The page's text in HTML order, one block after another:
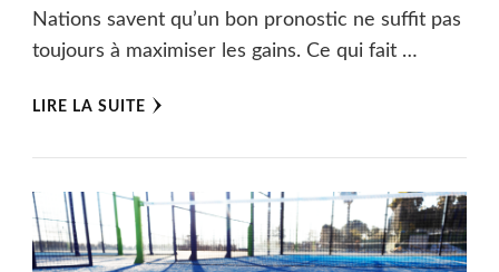
Nations savent qu’un bon pronostic ne suffit pas
toujours à maximiser les gains. Ce qui fait …
LIRE LA SUITE